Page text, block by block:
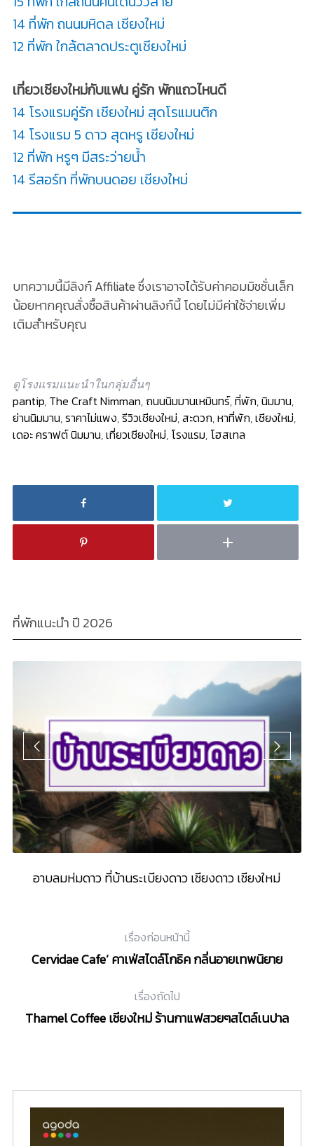
14 ที่พัก ถนนมหิดล เชียงใหม่
12 ที่พัก ใกล้ตลาดประตูเชียงใหม่
เที่ยวเชียงใหม่กับแฟน คู่รัก พักแถวไหนดี
14 โรงแรมคู่รัก เชียงใหม่ สุดโรแมนติก
14 โรงแรม 5 ดาว สุดหรู เชียงใหม่
12 ที่พัก หรูๆ มีสระว่ายน้ำ
14 รีสอร์ท ที่พักบนดอย เชียงใหม่
บทความนี้มีลิงก์ Affiliate ซึ่งเราอาจได้รับค่าคอมมิชชั่นเล็ก
น้อยหากคุณสั่งซื้อสินค้าผ่านลิงก์นี้ โดยไม่มีค่าใช้จ่ายเพิ่ม
เติมสำหรับคุณ
ดูโรงแรมแนะนำในกลุ่มอื่นๆ
pantip, The Craft Nimman, ถนนนิมมานเหมินทร์,ที่พัก,นิมมาน,
ย่านนิมมาน,ราคาไม่แพง,รีวิวเชียงใหม่,สะดวก,หาที่พัก,เชียงใหม่,
เดอะ คราฟต์ นิมมาน,เที่ยวเชียงใหม่, โรงแรม, โฮสเทล
ที่พักแนะนำ ปี 2026
อาบลมห่มดาว ที่บ้านระเบียงดาว เชียงดาว เชียงใหม่
เรื่องก่อนหน้านี้
Cervidae Cafe’ คาเฟ่สไตล์โกธิค กลิ่นอายเทพนิยาย
เรื่องถัดไป
Thamel Coffee เชียงใหม่ ร้านกาแฟสวยๆสไตล์เนปาล